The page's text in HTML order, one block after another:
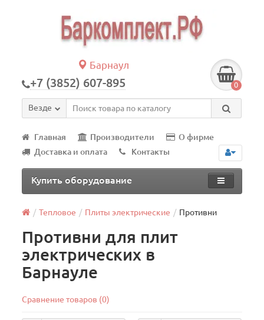
Барнаул
+7 (3852) 607-895 0
Везде
Главная Производители
О фирме
Доставка и оплата
Контакты
Купить оборудование
Тепловое Плиты электрические Противни
Противни для плит
электрических в
Барнауле
Сравнение товаров (0)